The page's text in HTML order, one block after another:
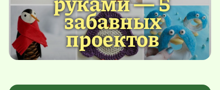
забавных
проектов